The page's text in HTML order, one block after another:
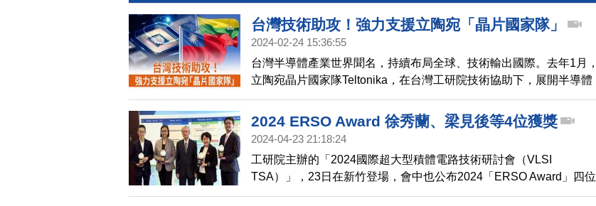
台灣技術助攻！強力支援立陶宛「晶片國家隊」
2024-02-24 15:36:55
台灣半導體產業世界聞名，持續布局全球、技術輸出國際。去年1月，
立陶宛晶片國家隊Teltonika，在台灣工研院技術協助下，展開半導體
計畫，未來幾個月，將約聘20名專家，前往台灣學習。
2024 ERSO Award 徐秀蘭、梁見後等4位獲獎
2024-04-23 21:18:24
工研院主辦的「2024國際超大型積體電路技術研討會（VLSI
TSA）」，23日在新竹登場，會中也公布2024「ERSO Award」四位
得主，表彰他們在科技產業的傑出貢獻。